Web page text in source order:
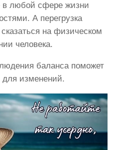
в любой сфере жизни
А перегрузка
на физическом
человека.
баланса поможет
изменений.